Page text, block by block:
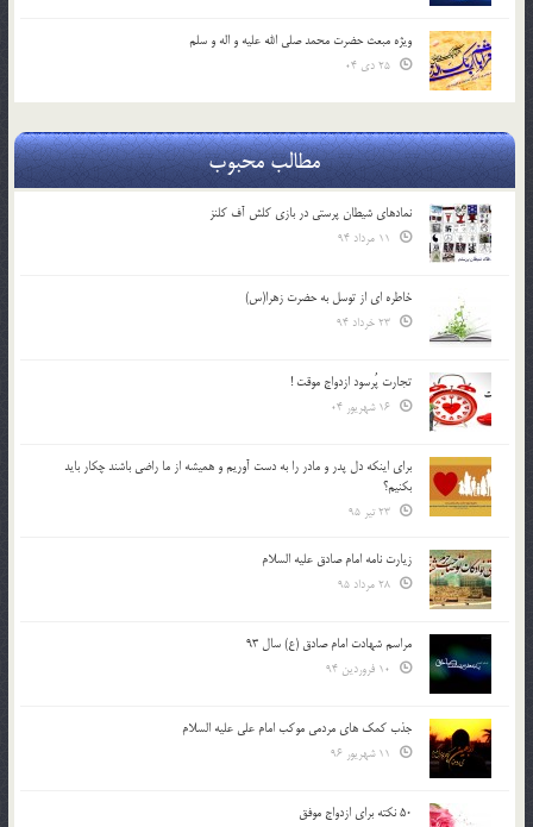
ویژه مبعث حضرت محمد صلی الله علیه و اله و سلم
مطالب محبوب
نمادهای شیطان پرستی در بازی کلش آف کلنز
خاطره ای از توسل به حضرت زهرا(س)
تجارت پُرسود ازدواج موقت !
براي اينكه دل پدر و مادر را به دست آوريم و هميشه از ما راضي باشند چكار بايد
بكنيم؟
زیارت نامه امام صادق علیه السلام
مراسم شهادت امام صادق (ع) سال 93
جذب کمک های مردمی موکب امام علی علیه السلام
50 نکته برای ازدواج موفق